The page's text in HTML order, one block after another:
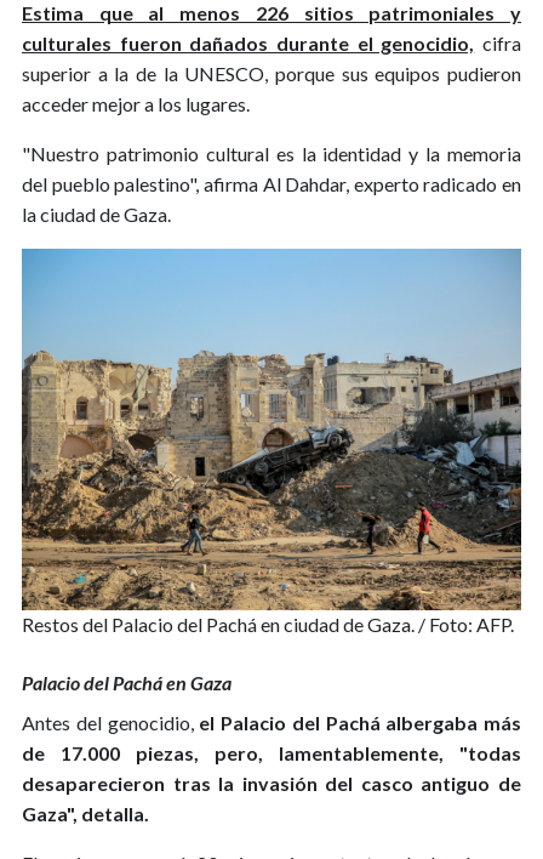
Estima que al menos 226 sitios patrimoniales y
culturales fueron dañados durante el genocidio, cifra
superior a la de la UNESCO, porque sus equipos pudieron
acceder mejor a los lugares.
"Nuestro patrimonio cultural es la identidad y la memoria
del pueblo palestino", afirma Al Dahdar, experto radicado en
la ciudad de Gaza.
Restos del Palacio del Pachá en ciudad de Gaza. / Foto: AFP.
Palacio del Pachá en Gaza
Antes del genocidio,el Palacio del Pachá albergaba más
de 17.000 piezas, pero, lamentablemente, "todas
desaparecieron tras la invasión del casco antiguo de
Gaza", detalla.